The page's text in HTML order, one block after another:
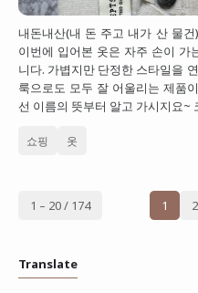
내돈내산(내 돈 주고 내가 산 물
이번에 입어본 옷은 자주 손이 가
니다. 가볍지만 단정한 스타일을
룩으로도 모두 잘 어울리는 제품
선 이름의 뜻부터 알고 가시지요~
쇼핑 옷
1 – 20 / 174 1 2
Translate